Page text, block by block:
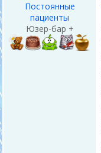
Постоянные
пациенты
Юзер-бар +